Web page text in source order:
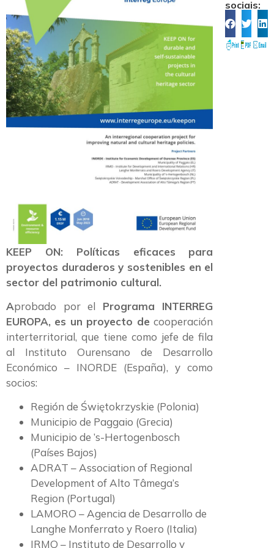
KEEP ON: Políticas eficaces para
proyectos duraderos y sostenibles en el
sector del patrimonio cultural.
Aprobado por el Programa INTERREG
EUROPA, es un proyecto decooperación
interterritorial, que tiene como jefe de fila
al Instituto Ourensano de Desarrollo
Económico – INORDE (España), y como
socios:
Región de Świętokrzyskie (Polonia)
Municipio de Paggaio (Grecia)
Municipio de ’s-Hertogenbosch
(Países Bajos)
ADRAT – Association of Regional
Development of Alto Tâmega’s
Region (Portugal)
LAMORO – Agencia de Desarrollo de
Langhe Monferrato y Roero (Italia)
IRMO – Instituto de Desarrollo y
sociais: